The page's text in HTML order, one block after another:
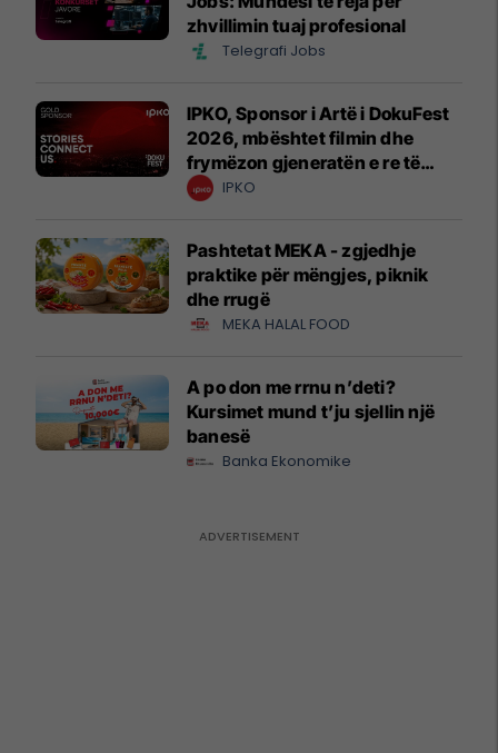
zhvillimin tuaj profesional
Telegrafi Jobs
IPKO, Sponsor i Artë i DokuFest
2026, mbështet filmin dhe
frymëzon gjeneratën e re të
krijuesve
IPKO
Pashtetat MEKA - zgjedhje
praktike për mëngjes, piknik
dhe rrugë
MEKA HALAL FOOD
A po don me rrnu n’deti?
Kursimet mund t’ju sjellin një
banesë
Banka Ekonomike